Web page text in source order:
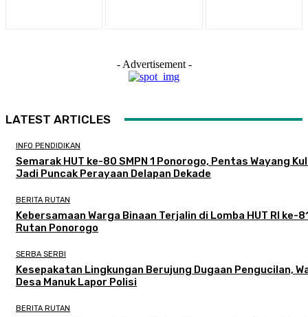
- Advertisement -
LATEST ARTICLES
INFO PENDIDIKAN
Semarak HUT ke-80 SMPN 1 Ponorogo, Pentas Wayang
Jadi Puncak Perayaan Delapan Dekade
BERITA RUTAN
Kebersamaan Warga Binaan Terjalin di Lomba HUT RI ke-
Rutan Ponorogo
SERBA SERBI
Kesepakatan Lingkungan Berujung Dugaan Pengucilan,
Desa Manuk Lapor Polisi
BERITA RUTAN